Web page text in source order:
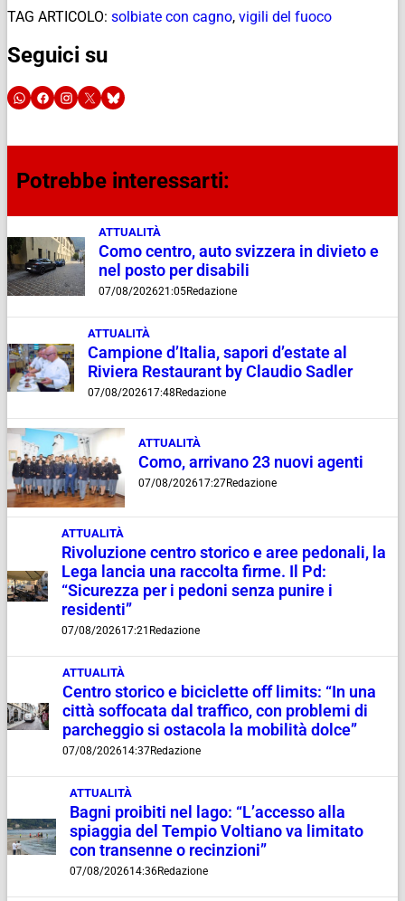
TAG ARTICOLO: solbiate con cagno, vigili del fuoco
Seguici su
Potrebbe interessarti:
ATTUALITÀ
Como centro, auto svizzera in divieto e
nel posto per disabili
07/08/202621:05Redazione
ATTUALITÀ
Campione d’Italia, sapori d’estate al
Riviera Restaurant by Claudio Sadler
07/08/202617:48 Redazione
ATTUALITÀ
Como, arrivano 23 nuovi agenti
07/08/202617:27Redazione
ATTUALITÀ
Rivoluzione centro storico e aree pedonali, la
Lega lancia una raccolta firme. Il Pd:
“Sicurezza per i pedoni senza punire i
residenti”
07/08/202617:21 Redazione
ATTUALITÀ
Centro storico e biciclette off limits: “In una
città soffocata dal traffico, con problemi di
parcheggio si ostacola la mobilità dolce”
07/08/202614:37Redazione
ATTUALITÀ
Bagni proibiti nel lago: “L’accesso alla
spiaggia del Tempio Voltiano va limitato
con transenne o recinzioni”
07/08/202614:36Redazione